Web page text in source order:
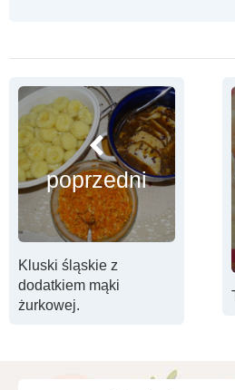
poprzedni
Kluski śląskie z
dodatkiem mąki
żurkowej.